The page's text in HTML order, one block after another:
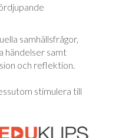
samhällsfrågor,
händelser samt
och reflektion.
stimulera till